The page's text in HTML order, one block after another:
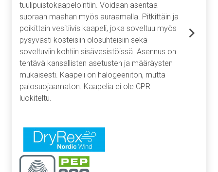
tuulipuistokaapelointiin. Voidaan asentaa
suoraan maahan myös auraamalla. Pitkittäin ja
poikittain vesitiivis kaapeli, joka soveltuu myös
pysyvästi kosteisiin olosuhteisiin sekä
soveltuviin kohtiin sisävesistöissä. Asennus on
tehtävä kansallisten asetusten ja määräysten
mukaisesti. Kaapeli on halogeeniton, mutta
palosuojaamaton. Kaapelia ei ole CPR
luokiteltu.